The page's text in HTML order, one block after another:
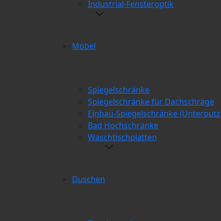
Industrial-Fensteroptik
Möbel
Spiegelschränke
Spiegelschränke für Dachschräge
Einbau-Spiegelschränke
Bad Hochschränke
Waschtischplatten
Duschen